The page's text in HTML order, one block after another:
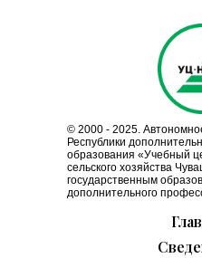
© 2000 - 2025.
Республики
образования «Учебный
сельского хозяйства
государственным
дополнительного